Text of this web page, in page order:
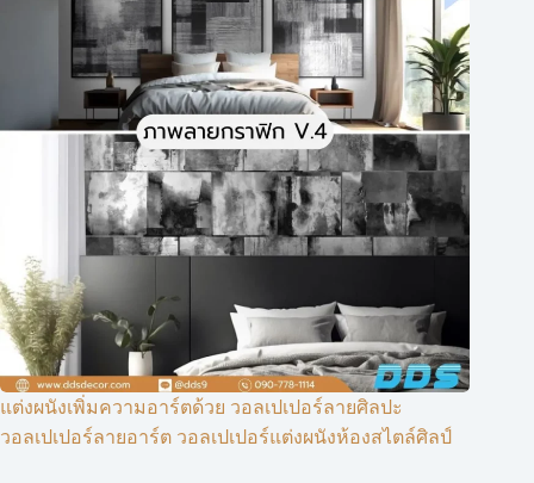
แต่งผนังเพิ่มความอาร์ตด้วย วอลเปเปอร์ลายศิลปะ
วอลเปเปอร์ลายอาร์ต วอลเปเปอร์แต่งผนังห้องสไตล์ศิลป์